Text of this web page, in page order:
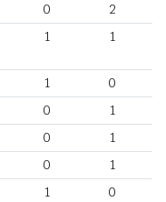
0 2
1 1
1 0
0 1
0 1
0 1
1 0